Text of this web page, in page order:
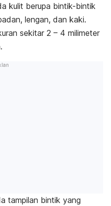
kulit berupa bintik-bintik
lengan, dan kaki.
sekitar 2 – 4 milimeter
tampilan bintik yang